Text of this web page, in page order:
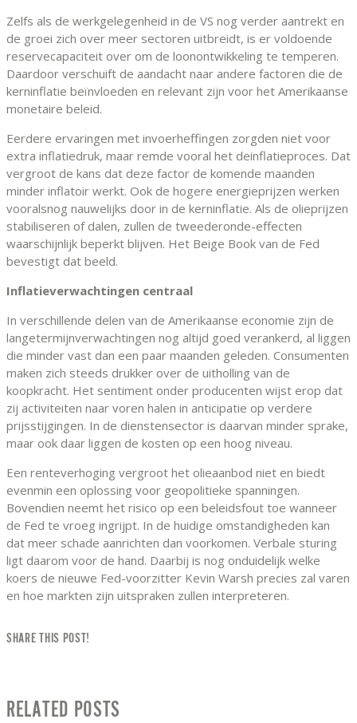
Zelfs als de werkgelegenheid in de VS nog verder aantrekt en
de groei zich over meer sectoren uitbreidt, is er voldoende
reservecapaciteit over om de loonontwikkeling te temperen.
Daardoor verschuift de aandacht naar andere factoren die de
kerninflatie beïnvloeden en relevant zijn voor het Amerikaanse
monetaire beleid.
Eerdere ervaringen met invoerheffingen zorgden niet voor
extra inflatiedruk, maar remde vooral het deinflatieproces. Dat
vergroot de kans dat deze factor de komende maanden
minder inflatoir werkt. Ook de hogere energieprijzen werken
vooralsnog nauwelijks door in de kerninflatie. Als de olieprijzen
stabiliseren of dalen, zullen de tweederonde-effecten
waarschijnlijk beperkt blijven. Het Beige Book van de Fed
bevestigt dat beeld.
Inflatieverwachtingen centraal
In verschillende delen van de Amerikaanse economie zijn de
langetermijnverwachtingen nog altijd goed verankerd, al liggen
die minder vast dan een paar maanden geleden. Consumenten
maken zich steeds drukker over de uitholling van de
koopkracht. Het sentiment onder producenten wijst erop dat
zij activiteiten naar voren halen in anticipatie op verdere
prijsstijgingen. In de dienstensector is daarvan minder sprake,
maar ook daar liggen de kosten op een hoog niveau.
Een renteverhoging vergroot het olieaanbod niet en biedt
evenmin een oplossing voor geopolitieke spanningen.
Bovendien neemt het risico op een beleidsfout toe wanneer
de Fed te vroeg ingrijpt. In de huidige omstandigheden kan
dat meer schade aanrichten dan voorkomen. Verbale sturing
ligt daarom voor de hand. Daarbij is nog onduidelijk welke
koers de nieuwe Fed-voorzitter Kevin Warsh precies zal varen
en hoe markten zijn uitspraken zullen interpreteren.
SHARE THIS POST!
RELATED POSTS